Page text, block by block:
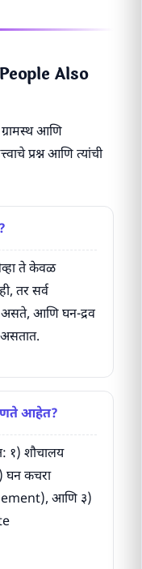
(People Also
ग्रामस्थ आणि
प्रश्न आणि त्यांची
ते केवळ
तर सर्व
असते, आणि घन-द्रव
असतात.
आहेत?
१) शौचालय
घन कचरा
आणि ३)